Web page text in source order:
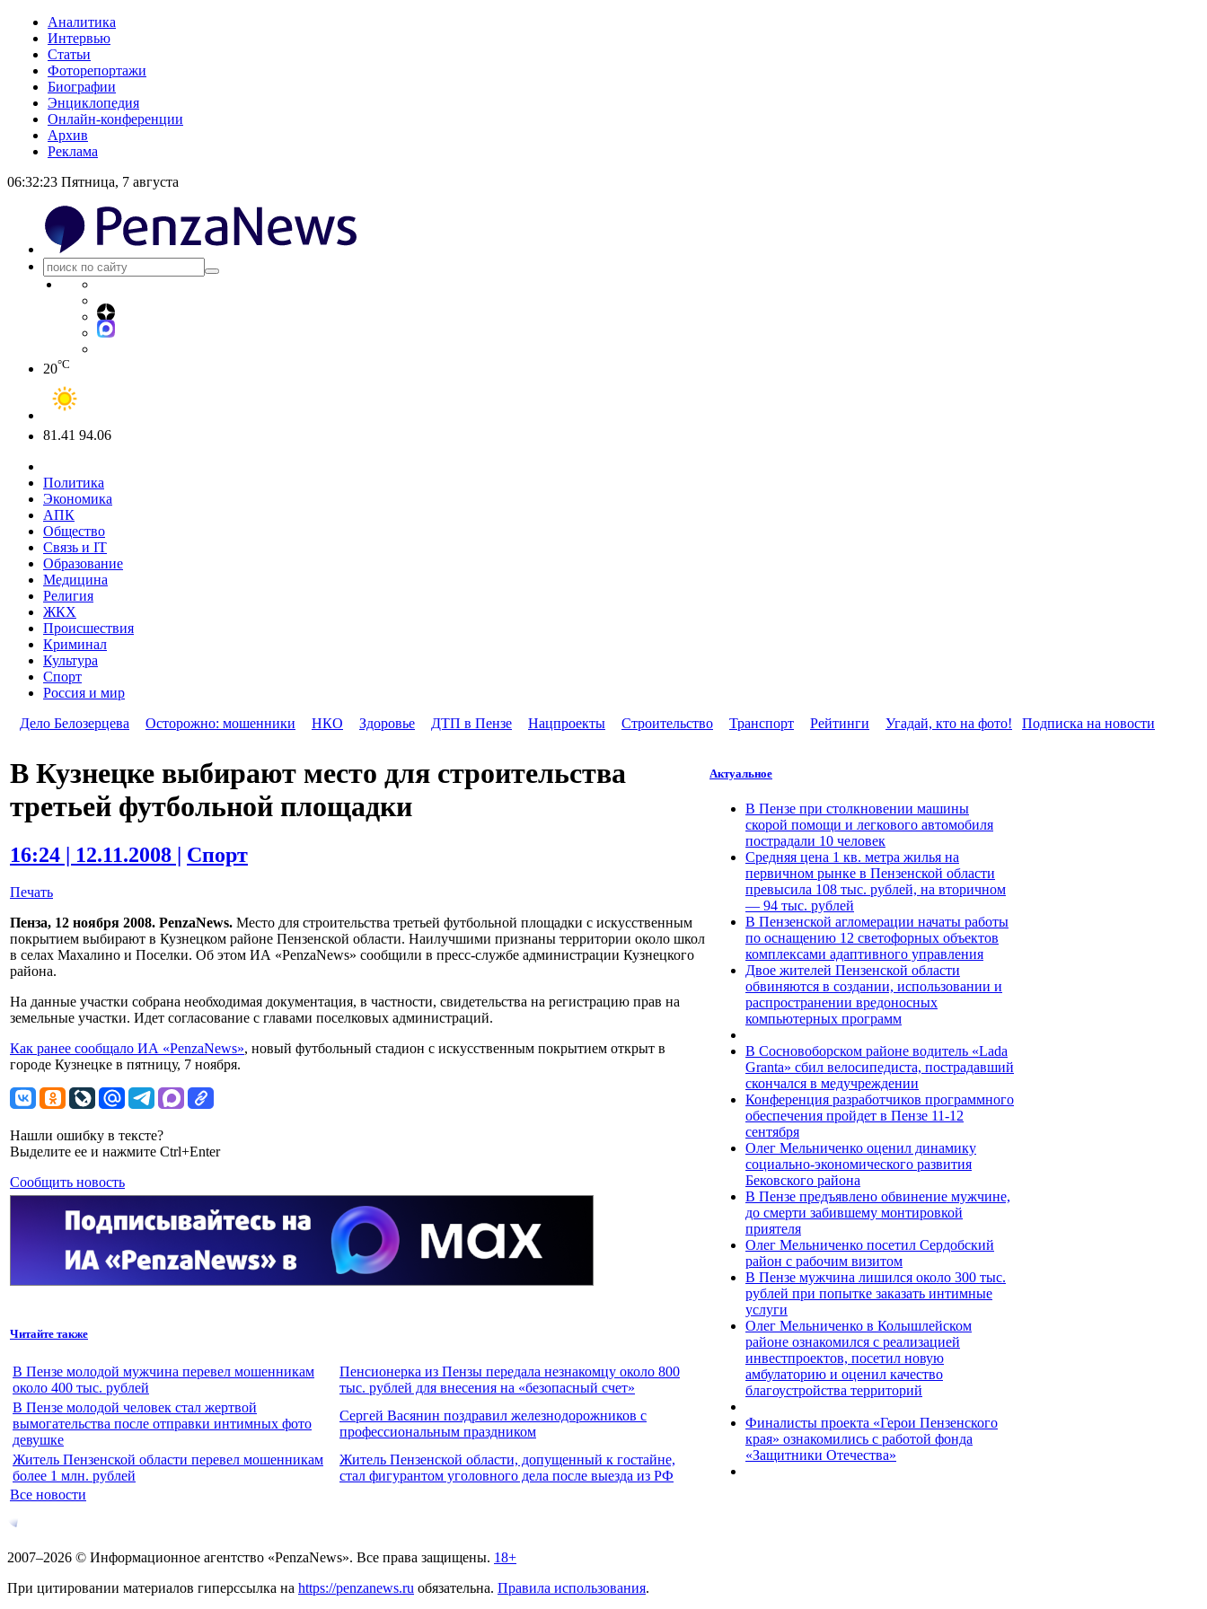
Аналитика
Интервью
Статьи
Фоторепортажи
Биографии
Энциклопедия
Онлайн-конференции
Архив
Реклама
06:32:24 Пятница, 7 августа
20°C
81.41 94.06
Политика
Экономика
АПК
Общество
Связь и IT
Образование
Медицина
Религия
ЖКХ
Происшествия
Криминал
Культура
Спорт
Россия и мир
Дело Белозерцева
Осторожно: мошенники НКО Здоровье ДТП в Пензе Нацпроекты Строительство Транспорт Рейтинги Угадай, кто на фото! Подписка на новости
В Кузнецке выбирают место для строительства
третьей футбольной площадки
16:24 | 12.11.2008 | Спорт
Печать
Пенза, 12 ноября 2008. PenzaNews. Место для строительства третьей футбольной площадки с искусственным
покрытием выбирают в Кузнецком районе Пензенской области. Наилучшими признаны территории около школ
в селах Махалино и Поселки. Об этом ИА «PenzaNews» сообщили в пресс-службе администрации Кузнецкого
района.
На данные участки собрана необходимая документация, в частности, свидетельства на регистрацию прав на
земельные участки. Идет согласование с главами поселковых администраций.
Как ранее сообщало ИА «PenzaNews», новый футбольный стадион с искусственным покрытием открыт в
городе Кузнецке в пятницу, 7 ноября.
Нашли ошибку в тексте?
Выделите ее и нажмите Ctrl+Enter
Сообщить новость
Читайте также
В Пензе молодой мужчина перевел мошенникам
около 400 тыс. рублей
Пенсионерка из Пензы передала незнакомцу около 800
тыс. рублей для внесения на «безопасный счет»
В Пензе молодой человек стал жертвой
вымогательства после отправки интимных фото
девушке
Сергей Васянин поздравил железнодорожников с
профессиональным праздником
Житель Пензенской области перевел мошенникам
более 1 млн. рублей
Житель Пензенской области, допущенный к гостайне,
стал фигурантом уголовного дела после выезда из РФ
Все новости
Актуальное
В Пензе при столкновении машины
скорой помощи и легкового автомобиля
пострадали 10 человек
Средняя цена 1 кв. метра жилья на
первичном рынке в Пензенской области
превысила 108 тыс. рублей, на вторичном
— 94 тыс. рублей
В Пензенской агломерации начаты работы
по оснащению 12 светофорных объектов
комплексами адаптивного управления
Двое жителей Пензенской области
обвиняются в создании, использовании и
распространении вредоносных
компьютерных программ
В Сосновоборском районе водитель «Lada
Granta» сбил велосипедиста, пострадавший
скончался в медучреждении
Конференция разработчиков программного
обеспечения пройдет в Пензе 11-12
сентября
Олег Мельниченко оценил динамику
социально-экономического развития
Бековского района
В Пензе предъявлено обвинение мужчине,
до смерти забившему монтировкой
приятеля
Олег Мельниченко посетил Сердобский
район с рабочим визитом
В Пензе мужчина лишился около 300 тыс.
рублей при попытке заказать интимные
услуги
Олег Мельниченко в Колышлейском
районе ознакомился с реализацией
инвестпроектов, посетил новую
амбулаторию и оценил качество
благоустройства территорий
Финалисты проекта «Герои Пензенского
края» ознакомились с работой фонда
«Защитники Отечества»
2007–2026 © Информационное агентство «PenzaNews». Все права защищены. 18+
При цитировании материалов гиперссылка на https://penzanews.ru обязательна. Правила использования.